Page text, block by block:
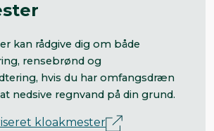
kan rådgive dig om både
rensebrønd og
hvis du har omfangsdræn
nedsive regnvand på din grund.
kloakmester